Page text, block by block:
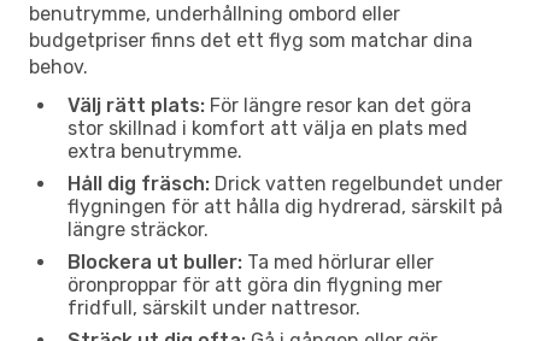
benutrymme, underhållning ombord eller
budgetpriser finns det ett flyg som matchar dina
behov.
Välj rätt plats: För längre resor kan det göra
stor skillnad i komfort att välja en plats med
extra benutrymme.
Håll dig fräsch: Drick vatten regelbundet under
flygningen för att hålla dig hydrerad, särskilt på
längre sträckor.
Blockera ut buller: Ta med hörlurar eller
öronproppar för att göra din flygning mer
fridfull, särskilt under nattresor.